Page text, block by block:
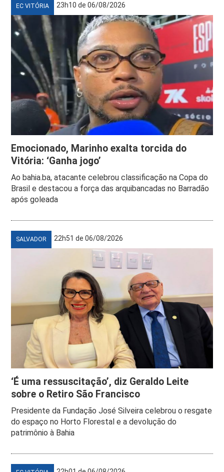
EC VITÓRIA 23h10 de 06/08/2026
Emocionado, Marinho exalta torcida do
Vitória: ‘Ganha jogo’
Ao bahia.ba, atacante celebrou classificação na Copa do
Brasil e destacou a força das arquibancadas no Barradão
após goleada
SALVADOR 22h51 de 06/08/2026
‘É uma ressuscitação’, diz Geraldo Leite
sobre o Retiro São Francisco
Presidente da Fundação José Silveira celebrou o resgate
do espaço no Horto Florestal e a devolução do
patrimônio à Bahia